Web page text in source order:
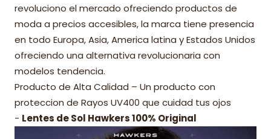
revoluciono el mercado ofreciendo productos de
moda a precios accesibles, la marca tiene presencia
en todo Europa, Asia, America latina y Estados Unidos
ofreciendo una alternativa revolucionaria con
modelos tendencia.
Producto de Alta Calidad – Un producto con
proteccion de Rayos UV400 que cuidad tus ojos
- Lentes de Sol Hawkers 100% Original